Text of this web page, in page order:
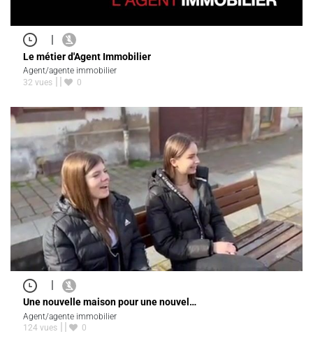
|
Le métier d'Agent Immobilier
Agent/agente immobilier
32 vues
0
|
Une nouvelle maison pour une nouvel…
Agent/agente immobilier
124 vues
0